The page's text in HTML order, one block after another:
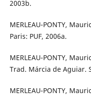
2003b.
MERLEAU-PONTY,
Paris: PUF, 2006a.
MERLEAU-PONTY,
Trad. Márcia de Aguiar.
MERLEAU-PONTY,